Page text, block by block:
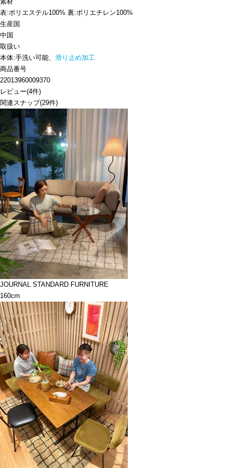
表:ポリエステル100% 裏:ポリエチレン100%
生産国
中国
取扱い
本体:手洗い可能、 滑り止め加工
商品番号
22013960009370
レビュー(4件)
関連スナップ(29件)
JOURNAL STANDARD FURNITURE
160cm